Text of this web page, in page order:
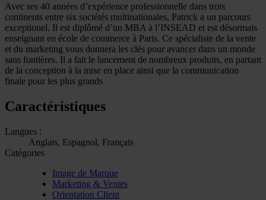
Avec ses 40 années d’expérience professionnelle dans trois
continents entre six sociétés multinationales, Patrick a un parcours
exceptionel. Il est diplômé d’un MBA à l’INSEAD et est désormais
enseignant en école de commerce à Paris. Ce spécialiste de la vente
et du marketing vous donnera les clés pour avancer dans un monde
sans fontières. Il a fait le lancement de nombreux produits, en partant
de la conception à la mise en place ainsi que la communication
finale pour les plus grands
Caractéristiques
Langues :
Anglais, Espagnol, Français
Catégories
Image de Marque
Marketing & Ventes
Orientation Client